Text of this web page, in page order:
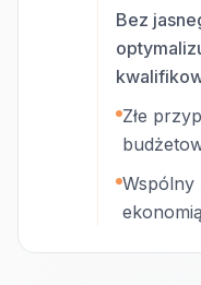
Bez
Złe
Wspólny